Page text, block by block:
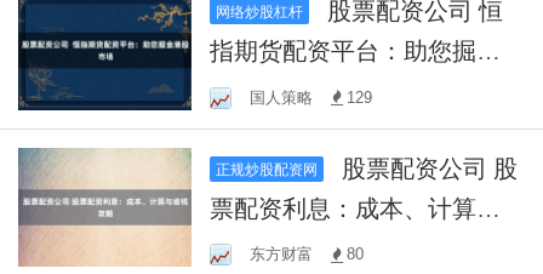
网络炒股杠杆
指期货配资平台：助您掘金
港股市场
国人策略 129
正规炒股配资网
票配资利息：成本、计算与
省钱攻略
东方财富 80